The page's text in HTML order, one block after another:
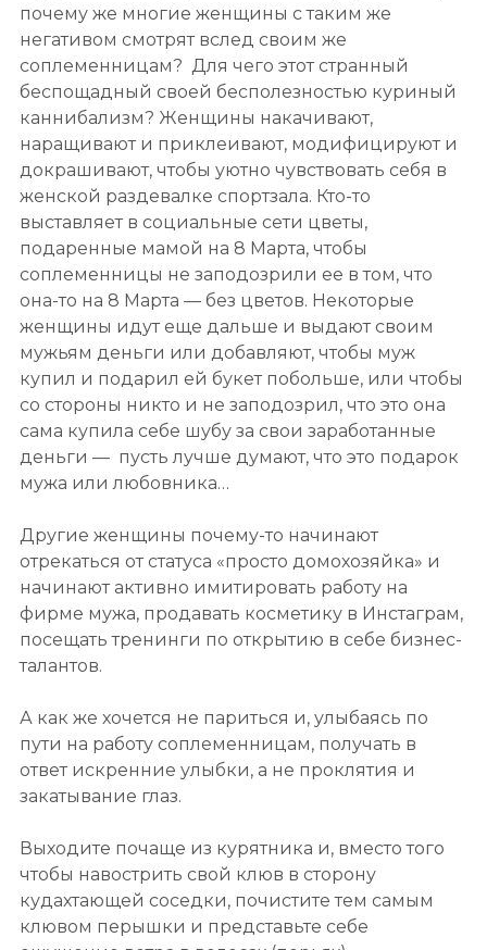
почему же многие женщины с таким же
негативом смотрят вслед своим же
соплеменницам? Для чего этот странный
беспощадный своей бесполезностью куриный
каннибализм? Женщины накачивают,
наращивают и приклеивают, модифицируют и
докрашивают, чтобы уютно чувствовать себя в
женской раздевалке спортзала. Кто-то
выставляет в социальные сети цветы,
подаренные мамой на 8 Марта, чтобы
соплеменницы не заподозрили ее в том, что
она-то на 8 Марта — без цветов. Некоторые
женщины идут еще дальше и выдают своим
мужьям деньги или добавляют, чтобы муж
купил и подарил ей букет побольше, или чтобы
со стороны никто и не заподозрил, что это она
сама купила себе шубу за свои заработанные
деньги — пусть лучше думают, что это подарок
мужа или любовника…
Другие женщины почему-то начинают
отрекаться от статуса «просто домохозяйка» и
начинают активно имитировать работу на
фирме мужа, продавать косметику в Инстаграм,
посещать тренинги по открытию в себе бизнес-
талантов.
А как же хочется не париться и, улыбаясь по
пути на работу соплеменницам, получать в
ответ искренние улыбки, а не проклятия и
закатывание глаз.
Выходите почаще из курятника и, вместо того
чтобы навострить свой клюв в сторону
кудахтающей соседки, почистите тем самым
клювом перышки и представьте себе